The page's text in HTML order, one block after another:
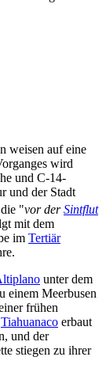
weisen auf eine
wird
und C-14-
und der Stadt
"vor derSintflut
mit dem
im Tertiär
unter dem
einem Meerbusen
frühen
Tiahuanaco erbaut
und der
stiegen zu ihrer